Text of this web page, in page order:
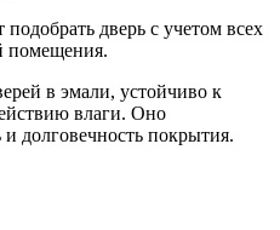
дверь с учетом всех
помещения.
в эмали, устойчиво к
влаги. Оно
и долговечность покрытия.